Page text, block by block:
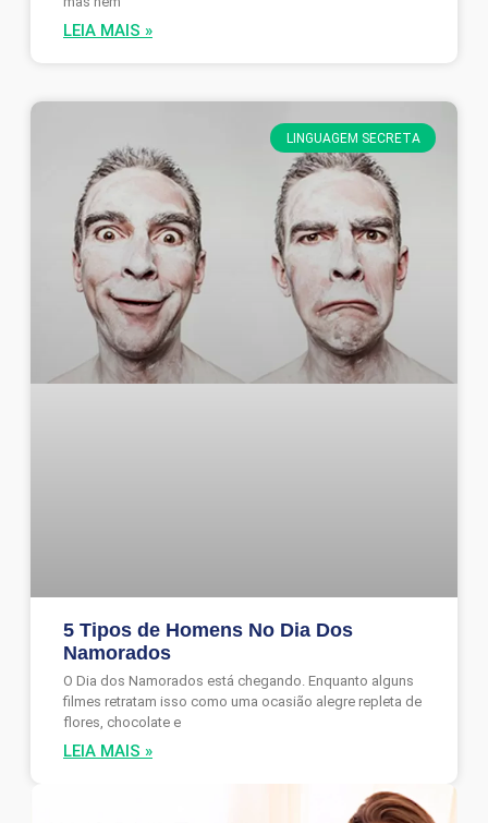
LEIA MAIS »
LINGUAGEM SECRETA
5 Tipos de Homens No Dia Dos
Namorados
O Dia dos Namorados está chegando. Enquanto alguns
filmes retratam isso como uma ocasião alegre repleta de
flores, chocolate e
LEIA MAIS »